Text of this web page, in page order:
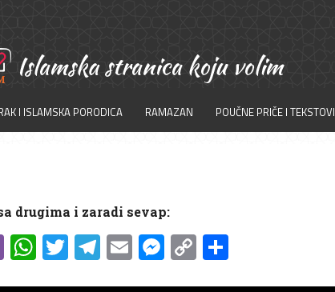
I ISLAMSKA PORODICA RAMAZAN POUČNE PRIČE I TEKSTOVI
drugima i zaradi sevap:
ViberWhatsApp
Twitter
Telegram
EmailMessenger
CopyShare